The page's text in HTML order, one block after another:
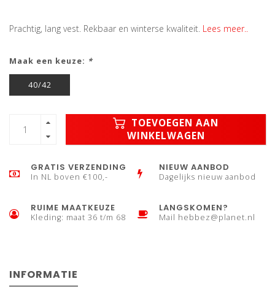
Prachtig, lang vest. Rekbaar en winterse kwaliteit. Lees meer..
Maak een keuze: *
40/42
TOEVOEGEN AAN
WINKELWAGEN
GRATIS VERZENDING
In NL boven €100,-
NIEUW AANBOD
Dagelijks nieuw aanbod
RUIME MAATKEUZE
Kleding: maat 36 t/m 68
LANGSKOMEN?
Mail hebbez@planet.nl
INFORMATIE